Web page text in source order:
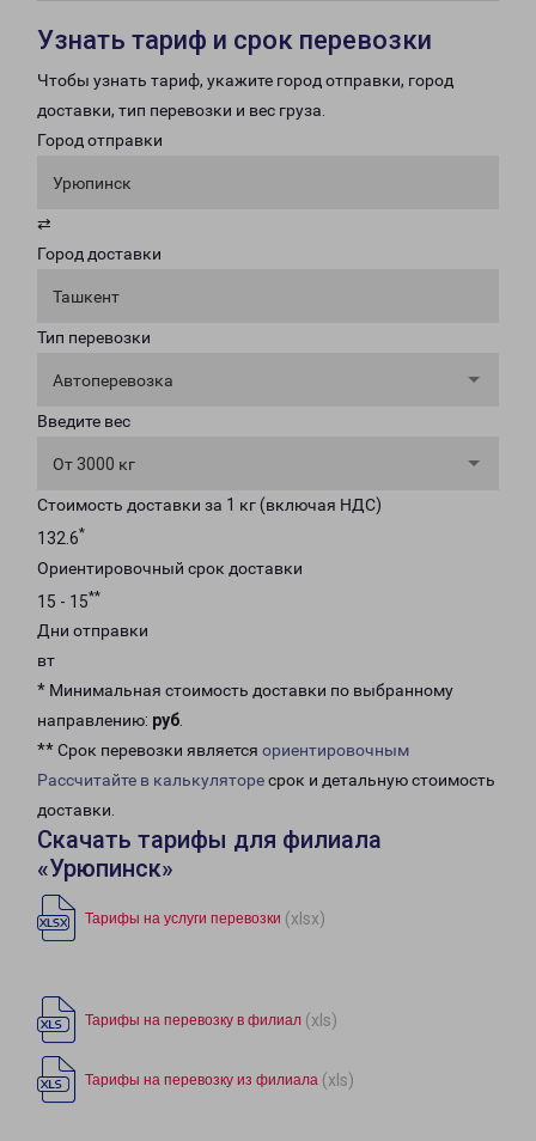
Узнать тариф и срок перевозки
Чтобы узнать тариф, укажите город отправки, город
доставки, тип перевозки и вес груза.
Город отправки
Урюпинск
⇄
Город доставки
Ташкент
Тип перевозки
Автоперевозка
Введите вес
От 3000 кг
Стоимость доставки за 1 кг (включая НДС)
132.6*
Ориентировочный срок доставки
15 - 15**
Дни отправки
вт
* Минимальная стоимость доставки по выбранному
направлению: руб.
** Срок перевозки является ориентировочным
Рассчитайте в калькуляторесрок и детальную стоимость
доставки.
Скачать тарифы для филиала
«Урюпинск»
Тарифы на услуги перевозки (xlsx)
Тарифы на перевозку в филиал (xls)
Тарифы на перевозку из филиала (xls)